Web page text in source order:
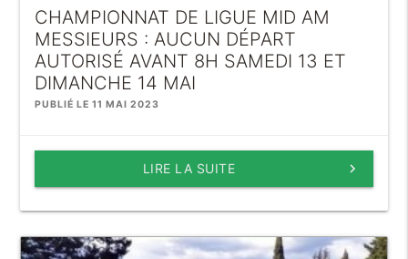
CHAMPIONNAT DE LIGUE MID AM
MESSIEURS : AUCUN DÉPART
AUTORISÉ AVANT 8H SAMEDI 13 ET
DIMANCHE 14 MAI
PUBLIÉ LE 11 MAI 2023
keyboard_arrow_right
LIRE LA SUITE